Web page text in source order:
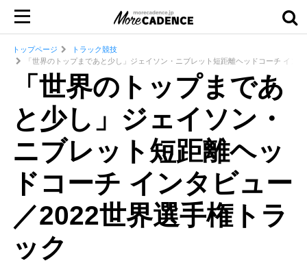
トップページ
トラック競技
「世界のトップまであと少し」ジェイソン・ニブレット短距離ヘッドコーチ イン
「世界のトップまであ
と少し」ジェイソン・
ニブレット短距離ヘッ
ドコーチ インタビュー
／2022世界選手権トラ
ック